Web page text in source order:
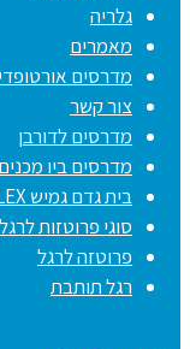
גלריה
מאמרים
מדרסים
צור קשר
מדרסים לדורבן
מדרסים ביו מכנים
בית גדם גמיש PROTHEFLEX
סוגי פרוטזות
פרוטזה לרגל
רגל תותבת